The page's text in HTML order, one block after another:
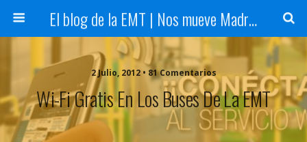
El blog de la EMT | Nos mueve Madrid
2 Julio, 2012 • 81 Comentarios
Wi-Fi Gratis En Los Buses De La EMT